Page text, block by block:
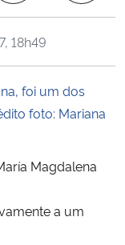
18h49
Magdalena
a um